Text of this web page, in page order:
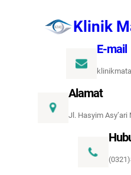
Klinik
E-mail
Alamat
Jl. Hasyim